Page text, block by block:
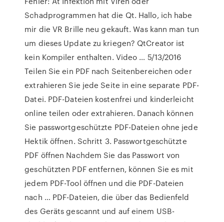
Schadprogrammen hat die Qt. Hallo, ich habe
mir die VR Brille neu gekauft. Was kann man tun
um dieses Update zu kriegen? QtCreator ist
kein Kompiler enthalten. Video … 5/13/2016
Teilen Sie ein PDF nach Seitenbereichen oder
extrahieren Sie jede Seite in eine separate PDF-
Datei. PDF-Dateien kostenfrei und kinderleicht
online teilen oder extrahieren. Danach können
Sie passwortgeschützte PDF-Dateien ohne jede
Hektik öffnen. Schritt 3. Passwortgeschützte
PDF öffnen Nachdem Sie das Passwort von
geschützten PDF entfernen, können Sie es mit
jedem PDF-Tool öffnen und die PDF-Dateien
nach … PDF-Dateien, die über das Bedienfeld
des Geräts gescannt und auf einem USB-